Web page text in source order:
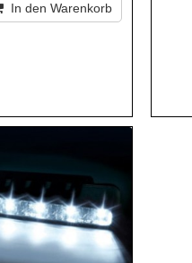
In den Warenkorb